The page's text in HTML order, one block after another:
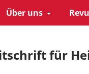
Über uns
für